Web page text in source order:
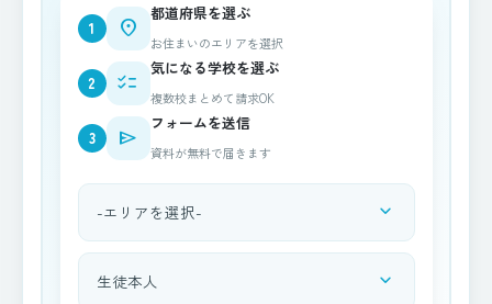
1 place
都道府県を選ぶ
お住まいのエリアを選択
2 checklist
気になる学校を選ぶ
複数校まとめて請求OK
3 send
フォームを送信
資料が無料で届きます
都道府県を選択 expand_more
資料請求される方 expand_more